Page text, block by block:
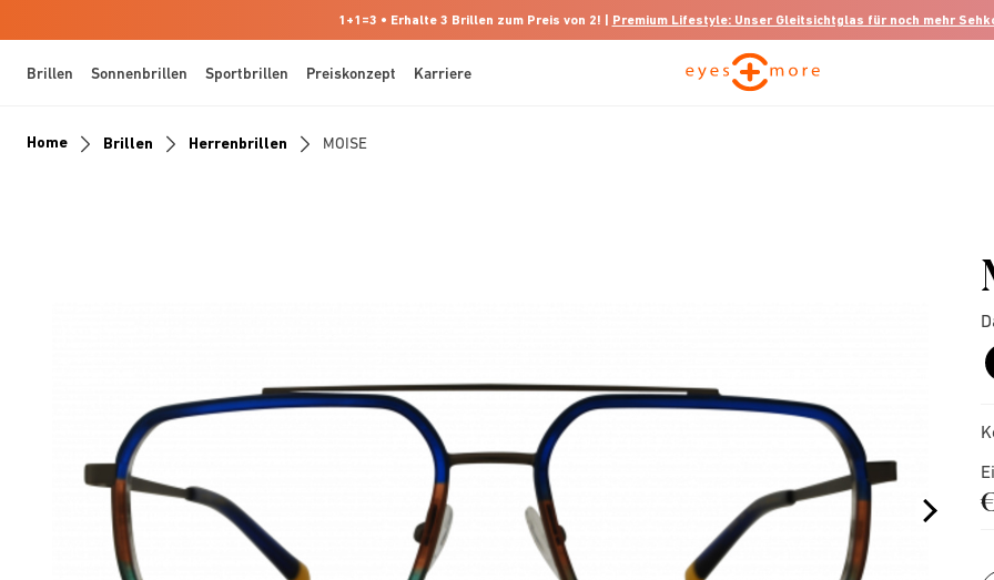
1+1=3 • Erhalte 3 Brillen zum Preis von 2! | Premium Lifestyle: Unser Gleitsichtglas für noch mehr
Brillen Sonnenbrillen Sportbrillen Preiskonzept Karriere
Home Brillen Herrenbrillen MOISE